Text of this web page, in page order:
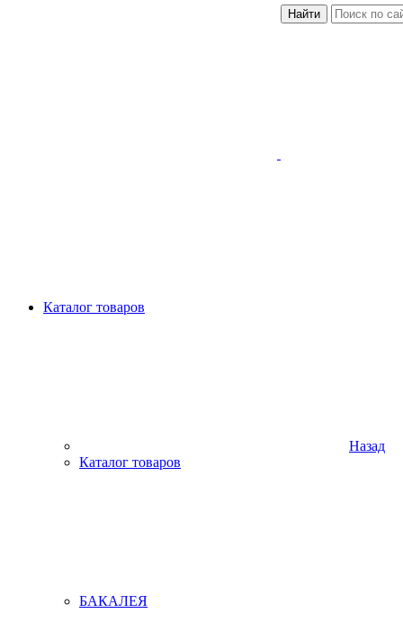
Найти
Каталог товаров
Назад
Каталог товаров
БАКАЛЕЯ